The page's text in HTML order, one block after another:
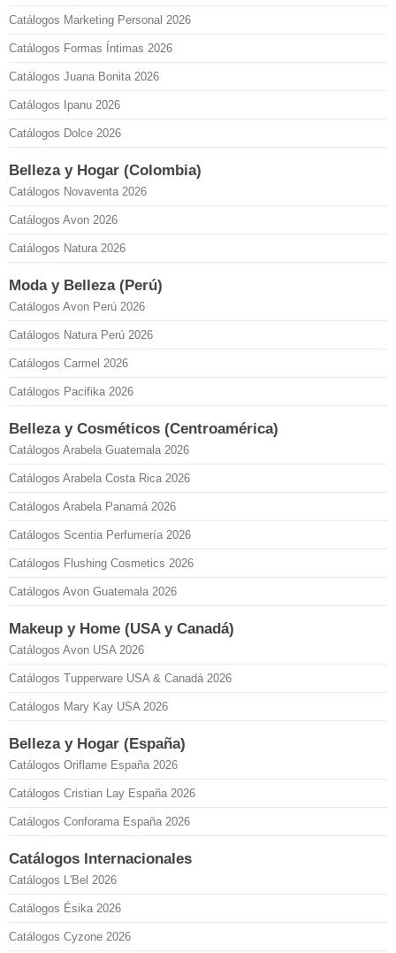
Catálogos Marketing Personal 2026
Catálogos Formas Íntimas 2026
Catálogos Juana Bonita 2026
Catálogos Ipanu 2026
Catálogos Dolce 2026
Belleza y Hogar (Colombia)
Catálogos Novaventa 2026
Catálogos Avon 2026
Catálogos Natura 2026
Moda y Belleza (Perú)
Catálogos Avon Perú 2026
Catálogos Natura Perú 2026
Catálogos Carmel 2026
Catálogos Pacifika 2026
Belleza y Cosméticos (Centroamérica)
Catálogos Arabela Guatemala 2026
Catálogos Arabela Costa Rica 2026
Catálogos Arabela Panamá 2026
Catálogos Scentia Perfumería 2026
Catálogos Flushing Cosmetics 2026
Catálogos Avon Guatemala 2026
Makeup y Home (USA y Canadá)
Catálogos Avon USA 2026
Catálogos Tupperware USA & Canadá 2026
Catálogos Mary Kay USA 2026
Belleza y Hogar (España)
Catálogos Oriflame España 2026
Catálogos Cristian Lay España 2026
Catálogos Conforama España 2026
Catálogos Internacionales
Catálogos L'Bel 2026
Catálogos Ésika 2026
Catálogos Cyzone 2026